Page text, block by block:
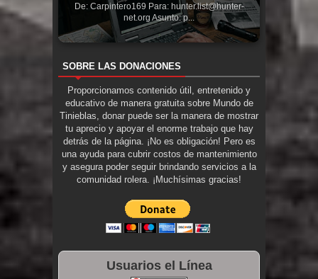
De: Carpintero169 Para: hunter.list@hunter-
net.org Asunto: p...
SOBRE LAS DONACIONES
Proporcionamos contenido útil, entretenido y
educativo de manera gratuita sobre Mundo de
Tinieblas, donar puede ser la manera de mostrar
tu aprecio y apoyar el enorme trabajo que hay
detrás de la página. ¡No es obligación! Pero es
una ayuda para cubrir costos de mantenimiento
y asegura poder seguir brindando servicios a la
comunidad rolera. ¡Muchísimas gracias!
Usuarios el Línea